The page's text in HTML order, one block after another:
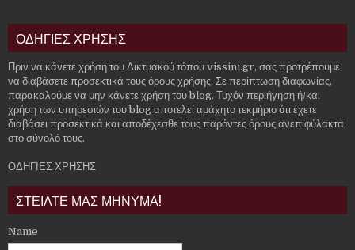
ΟΔΗΓΙΕΣ ΧΡΗΣΗΣ
Πριν να κάνετε χρήση του Δικτυακού τόπου vissini.gr, σας προτρέπουμε
να διαβάσετε προσεκτικά τους όρους χρήσης. Σε περίπτωση διαφωνίας,
παρακαλούμε να μην κάνετε χρήση του blog. Τυχόν περιήγηση ή/και
χρήση των υπηρεσιών του blog αποτελεί αμάχητο τεκμήριο ότι έχετε
διαβάσει προσεκτικά και αποδέχεσθε τους παρόντες όρους ανεπιφύλακτα,
στο σύνολό τους.
ΟΔΗΓΙΕΣ ΧΡΗΣΗΣ
ΣΤΕΙΛΤΕ ΜΑΣ ΜΗΝΥΜΑ!
Name